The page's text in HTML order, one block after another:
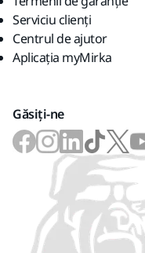
Serviciu clienți
Centrul de ajutor
Aplicația myMirka
Găsiți-ne